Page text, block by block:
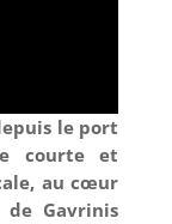
le port
courte et
au cœur
Gavrinis